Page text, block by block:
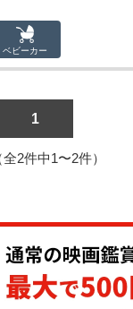
ベビーカー
1
2件中1〜2件）